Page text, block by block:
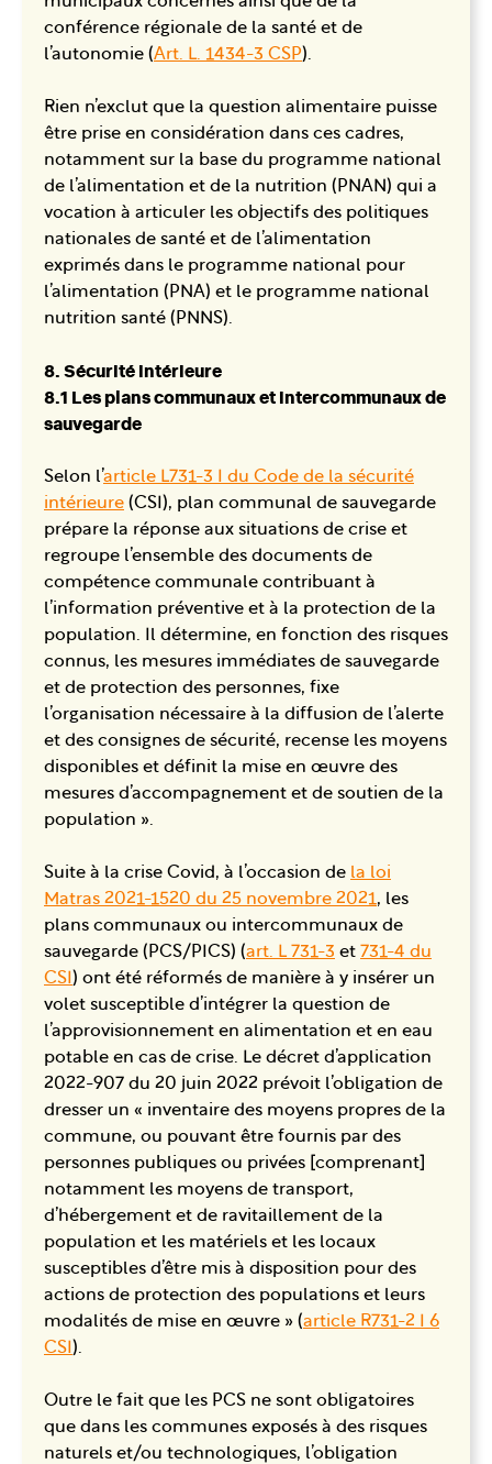
conférence régionale de la santé et de
l’autonomie (Art. L. 1434-3 CSP).
Rien n’exclut que la question alimentaire puisse
être prise en considération dans ces cadres,
notamment sur la base du programme national
de l’alimentation et de la nutrition (PNAN) qui a
vocation à articuler les objectifs des politiques
nationales de santé et de l’alimentation
exprimés dans le programme national pour
l’alimentation (PNA) et le programme national
nutrition santé (PNNS).
8. Sécurité intérieure
8.1 Les plans communaux et intercommunaux de
sauvegarde
Selon l’article L731-3 I du Code de la sécurité
intérieure (CSI), plan communal de sauvegarde
prépare la réponse aux situations de crise et
regroupe l’ensemble des documents de
compétence communale contribuant à
l’information préventive et à la protection de la
population. Il détermine, en fonction des risques
connus, les mesures immédiates de sauvegarde
et de protection des personnes, fixe
l’organisation nécessaire à la diffusion de l’alerte
et des consignes de sécurité, recense les moyens
disponibles et définit la mise en œuvre des
mesures d’accompagnement et de soutien de la
population ».
Suite à la crise Covid, à l’occasion de la loi
Matras 2021-1520 du 25 novembre 2021, les
plans communaux ou intercommunaux de
sauvegarde (PCS/PICS) (art. L 731-3 et 731-4 du
CSI) ont été réformés de manière à y insérer un
volet susceptible d’intégrer la question de
l’approvisionnement en alimentation et en eau
potable en cas de crise. Le décret d’application
2022-907 du 20 juin 2022 prévoit l’obligation de
dresser un « inventaire des moyens propres de la
commune, ou pouvant être fournis par des
personnes publiques ou privées [comprenant]
notamment les moyens de transport,
d’hébergement et de ravitaillement de la
population et les matériels et les locaux
susceptibles d’être mis à disposition pour des
actions de protection des populations et leurs
modalités de mise en œuvre » (article R731-2 I 6
CSI).
Outre le fait que les PCS ne sont obligatoires
que dans les communes exposés à des risques
naturels et/ou technologiques, l’obligation